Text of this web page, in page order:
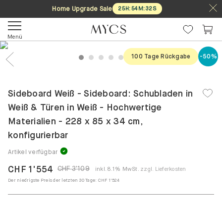
Home Upgrade Sale 25H:54M:32S
Menü
1 2 3 4 5 6 7
100 Tage Rückgabe -50%
Sideboard Weiß - Sideboard: Schubladen in
Weiß & Türen in Weiß - Hochwertige
Materialien - 228 x 85 x 34 cm,
konfigurierbar
Artikel verfügbar
CHF 3'109
CHF 1'554 inkl. 8.1% MwSt. zzgl. Lieferkosten
Der niedrigste Preis der letzten 30 Tage: CHF 1'524